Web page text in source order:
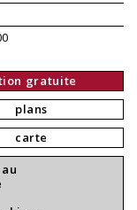
gratuite
plans
carte